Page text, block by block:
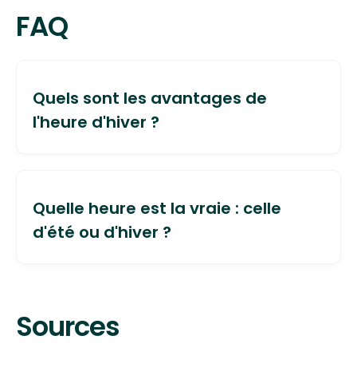
FAQ
Quels sont les avantages de
l'heure d'hiver ?
bénéfique sur notre santé, car plus adaptée à
nos besoins physiologiques (rythme, sommeil,
digestion...). Concrètement, si nous étions toute
Quelle heure est la vraie : celle
d'été ou d'hiver ?
l’heure d’hiver qui est la plus proche de cette
Sources